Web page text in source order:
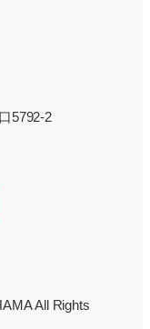
5792-2
All Rights